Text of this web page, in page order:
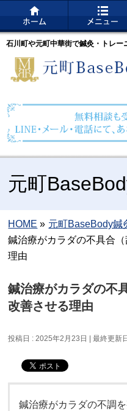
石川町や元町中華街で鍼灸・トレー
元町
HOME » 元町BaseBody鍼
鍼治療がカラダの不具合
理由
鍼治療がカラダの不
改善させる理由
投稿日 : 2025年2月23日 最終更新
鍼治療がカラダの不調